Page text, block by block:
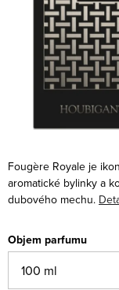
Fougère Royale je
aromatické bylinky a
dubového mechu.
Objem parfumu